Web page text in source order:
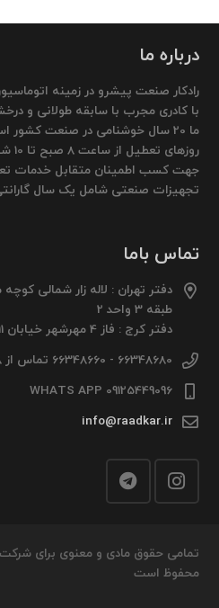
درباره ما
رادکار صنعت پیشرو در زمینه
با کادری مجرب با سابقه طولانی و
ما 20 سال خوشنامی در صنعت
جهت کسب اطمینان متقابل خدمات
تجهیزات صنعتی شامل یک سال
تماس باما
دفتر تهران : لاله زار شمالی
طبقه 3 واحد 2
دفتر کرج : فاز 4 مهرشهر خیابان 411 شرقی پلاک 114 واحد 1
66348680 - 66348660 تماس از 8 صبح تا 6 شب
09125449096 WHATS APP
info@raadkar.ir
تمامی حقوق مادی و معنوی برای شرکت
محفوظ است